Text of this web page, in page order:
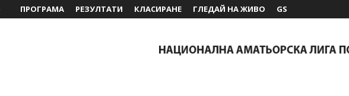
ПРОГРАМА РЕЗУЛТАТИ КЛАСИРАНЕ ГЛЕДАЙ НА ЖИВО GS